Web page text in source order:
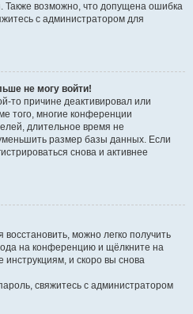
Также возможно, что допущена ошибка
с администратором для
не могу войти!
то причине деактивировал или
того, многие конференции
длительное время не
размер базы данных. Если
снова и активнее
можно легко получить
на конференцию и щёлкните на
инструкциям, и скоро вы снова
свяжитесь с администратором